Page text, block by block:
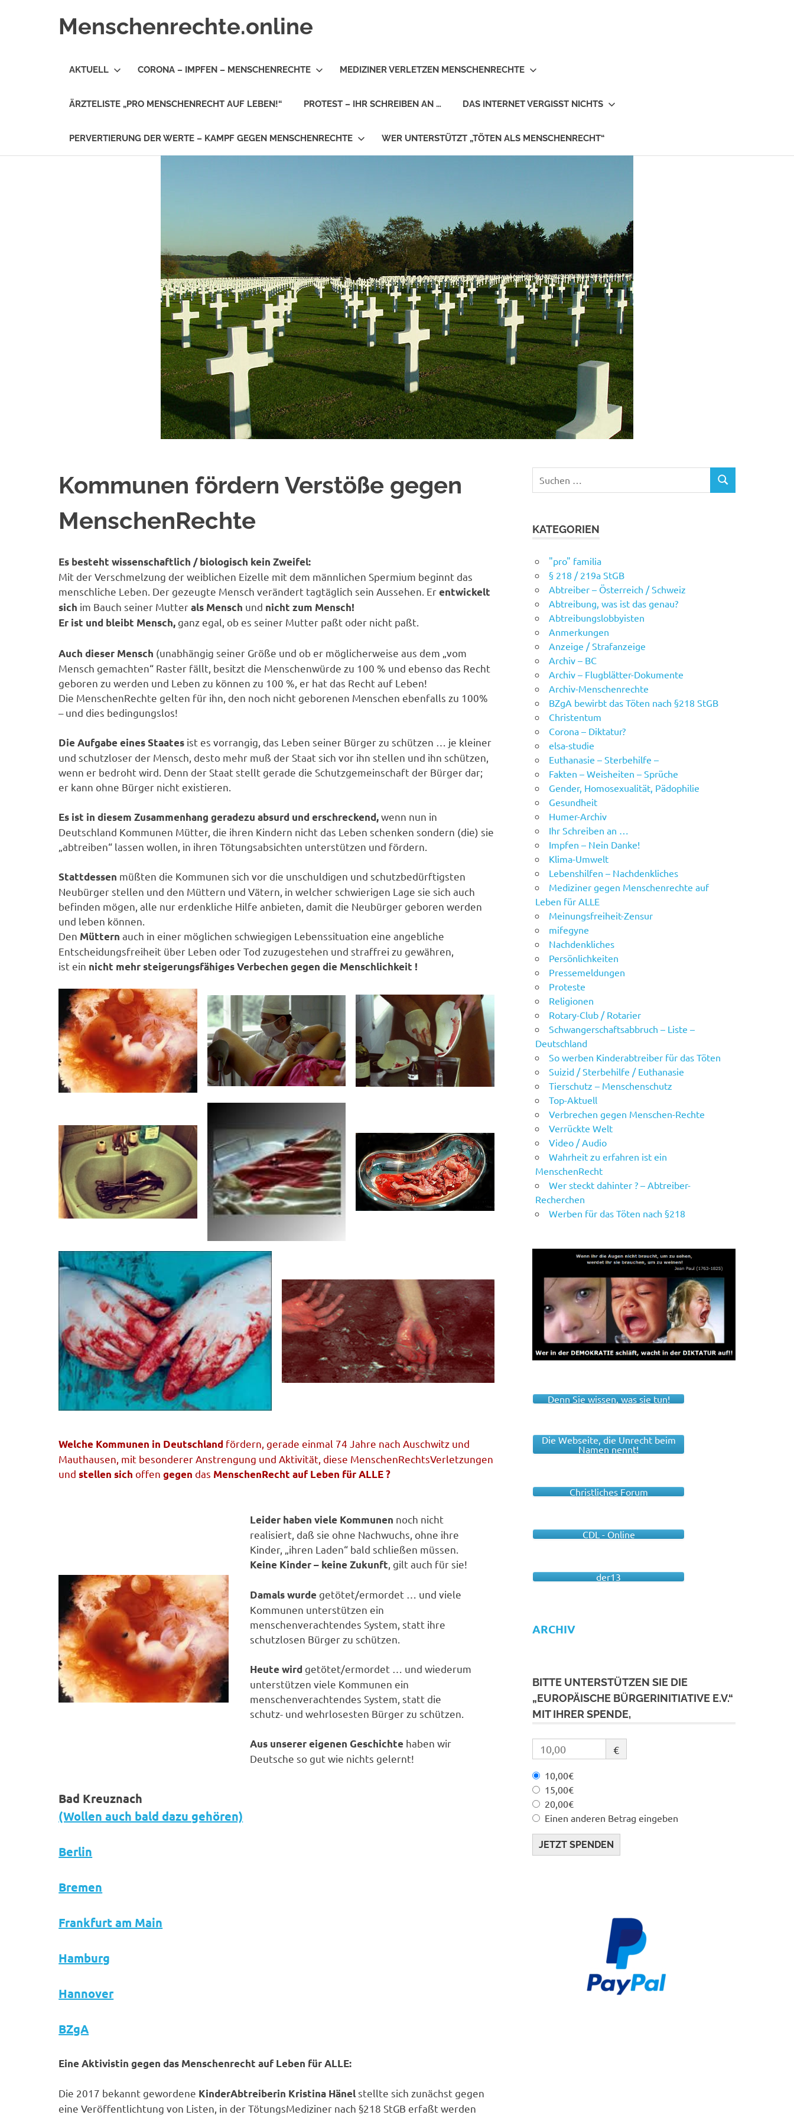
Menschenrechte.online
alle
Geborene
AKTUELL CORONA – IMPFEN – MENSCHENRECHTE MEDIZINER VERLETZEN MENSCHENRECHTE
ÄRZTELISTE „PRO MENSCHENRECHT AUF LEBEN!“ PROTEST – IHR SCHREIBEN AN … DAS INTERNET VERGISST NICHTS
PERVERTIERUNG DER WERTE – KAMPF GEGEN MENSCHENRECHTE WER UNTERSTÜTZT „TÖTEN ALS MENSCHENRECHT“
Kommunen fördern Verstöße gegen
MenschenRechte
Es besteht wissenschaftlich / biologisch kein Zweifel:
Mit der Verschmelzung der weiblichen Eizelle mit dem männlichen Spermium beginnt das
menschliche Leben. Der gezeugte Mensch verändert tagtäglich sein Aussehen. Erentwickelt
sich im Bauch seiner Mutterals Mensch und nicht zum Mensch!
Er ist und bleibt Mensch, ganz egal, ob es seiner Mutter paßt oder nicht paßt.
Auch dieser Mensch (unabhängig seiner Größe und ob er möglicherweise aus dem „vom
Mensch gemachten“ Raster fällt, besitzt die Menschenwürde zu 100 % und ebenso das Recht
geboren zu werden und Leben zu können zu 100 %, er hat das Recht auf Leben!
Die MenschenRechte gelten für ihn, den noch nicht geborenen Menschen ebenfalls zu 100%
– und dies bedingungslos!
Die Aufgabe eines Staates ist es vorrangig, das Leben seiner Bürger zu schützen … je kleiner
und schutzloser der Mensch, desto mehr muß der Staat sich vor ihn stellen und ihn schützen,
wenn er bedroht wird. Denn der Staat stellt gerade die Schutzgemeinschaft der Bürger dar;
er kann ohne Bürger nicht existieren.
Es ist in diesem Zusammenhang geradezu absurd und erschreckend,wenn nun in
Deutschland Kommunen Mütter, die ihren Kindern nicht das Leben schenken sondern (die) sie
„abtreiben“ lassen wollen, in ihren Tötungsabsichten unterstützen und fördern.
Stattdessen müßten die Kommunen sich vor die unschuldigen und schutzbedürftigsten
Neubürger stellen und den Müttern und Vätern, in welcher schwierigen Lage sie sich auch
befinden mögen, alle nur erdenkliche Hilfe anbieten, damit die Neubürger geboren werden
und leben können.
Den Mütternauch in einer möglichen schwiegigen Lebenssituation eine angebliche
Entscheidungsfreiheit über Leben oder Tod zuzugestehen und straffrei zu gewähren,
ist ein nicht mehr steigerungsfähiges Verbechen gegen die Menschlichkeit !
Welche Kommunen in Deutschland fördern, gerade einmal 74 Jahre nach Auschwitz und
Mauthausen, mit besonderer Anstrengung und Aktivität, diese MenschenRechtsVerletzungen
und stellen sich offengegen das MenschenRecht auf Leben für ALLE ?
Leider haben viele Kommunen noch nicht
realisiert, daß sie ohne Nachwuchs, ohne ihre
Kinder, „ihren Laden“ bald schließen müssen.
Keine Kinder – keine Zukunft , gilt auch für sie!
Damals wurdegetötet/ermordet … und viele
Kommunen unterstützen ein
menschenverachtendes System, statt ihre
schutzlosen Bürger zu schützen.
Heute wird getötet/ermordet … und wiederum
unterstützen viele Kommunen ein
menschenverachtendes System, statt die
schutz- und wehrlosesten Bürger zu schützen.
Aus unserer eigenen Geschichtehaben wir
Deutsche so gut wie nichts gelernt!
Bad Kreuznach
(Wollen auch bald dazu gehören)
Berlin
Bremen
Frankfurt am Main
Hamburg
Hannover
BZgA
Eine Aktivistin gegen das Menschenrecht auf Leben für ALLE:
Die 2017 bekannt gewordene KinderAbtreiberin Kristina Hänel stellte sich zunächst gegen
eine Veröffentlichtung von Listen, in der TötungsMediziner nach §218 StGB erfaßt werden
Suchen
SUCHEN
KATEGORIEN
"pro" familia
§ 218 / 219a StGB
Abtreiber – Österreich / Schweiz
Abtreibung, was ist das genau?
Abtreibungslobbyisten
Anmerkungen
Anzeige / Strafanzeige
Archiv – BC
Archiv – Flugblätter-Dokumente
Archiv-Menschenrechte
BZgA bewirbt das Töten nach §218 StGB
Christentum
Corona – Diktatur?
elsa-studie
Euthanasie – Sterbehilfe –
Fakten – Weisheiten – Sprüche
Gender, Homosexualität, Pädophilie
Gesundheit
Humer-Archiv
Ihr Schreiben an …
Impfen – Nein Danke!
Klima-Umwelt
Lebenshilfen – Nachdenkliches
Mediziner gegen Menschenrechte auf
Leben für ALLE
Meinungsfreiheit-Zensur
mifegyne
Nachdenkliches
Persönlichkeiten
Pressemeldungen
Proteste
Religionen
Rotary-Club / Rotarier
Schwangerschaftsabbruch – Liste –
Deutschland
So werben Kinderabtreiber für das Töten
Suizid / Sterbehilfe / Euthanasie
Tierschutz – Menschenschutz
Top-Aktuell
Verbrechen gegen Menschen-Rechte
Verrückte Welt
Video / Audio
Wahrheit zu erfahren ist ein
MenschenRecht
Wer steckt dahinter ? – Abtreiber-
Recherchen
Werben für das Töten nach §218
Denn Sie wissen, was sie tun!
Die Webseite, die Unrecht beim
Namen nennt!
Christliches Forum
CDL - Online
der13
ARCHIV
BITTE UNTERSTÜTZEN SIE DIE
„EUROPÄISCHE BÜRGERINITIATIVE E.V.“
MIT IHRER SPENDE,
€
10,00€
15,00€
20,00€
Einen anderen Betrag eingeben
JETZT SPENDEN